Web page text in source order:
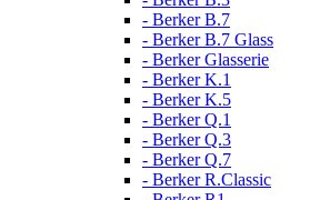
- Berker B.7
- Berker B.7 Glass
- Berker Glasserie
- Berker K.1
- Berker K.5
- Berker Q.1
- Berker Q.3
- Berker Q.7
- Berker R.Classic